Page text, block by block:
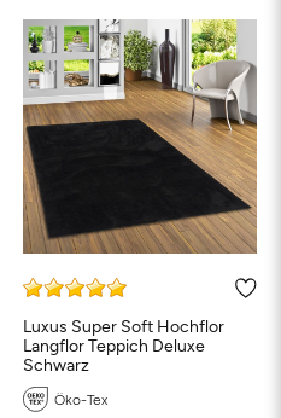
Luxus Super Soft Hochflor
Langflor Teppich Deluxe
Schwarz
Öko-Tex